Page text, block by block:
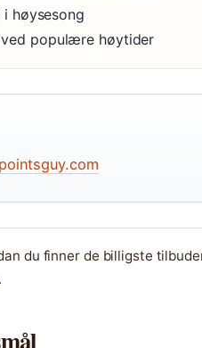
høysesong
populære høytider
du finner de billigste
.